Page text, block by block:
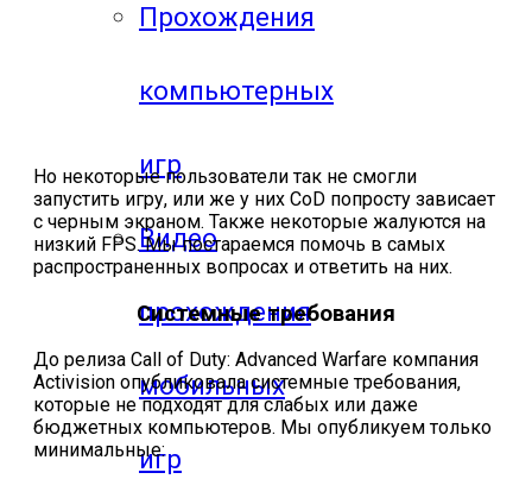
Прохождения
компьютерных
игр
Видео
прохождения
мобильных
игр
Но некоторые пользователи так не смогли
запустить игру, или же у них CoD попросту зависает
с черным экраном. Также некоторые жалуются на
низкий FPS. Мы постараемся помочь в самых
распространенных вопросах и ответить на них.
Системные требования
До релиза Call of Duty: Advanced Warfare компания
Activision опубликовала системные требования,
которые не подходят для слабых или даже
бюджетных компьютеров. Мы опубликуем только
минимальные: